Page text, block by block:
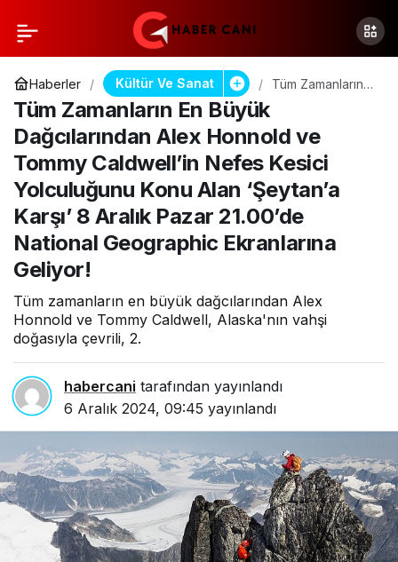
Haberler Kültür Ve Sanat
Tüm Zamanların
Alex Honnold ve
Tommy
Caldwell’in Nefes
Kesici
Yolculuğunu Konu
Alan ‘Şeytan’a
Karşı’ 8 Aralık
Pazar 21.00’de
National
Geliyor!
Tüm Zamanların En Büyük
Dağcılarından Alex Honnold ve
Tommy Caldwell’in Nefes Kesici
Yolculuğunu Konu Alan ‘Şeytan’a
Karşı’ 8 Aralık Pazar 21.00’de
National Geographic Ekranlarına
Geliyor!
Tüm zamanların en büyük dağcılarından Alex
Honnold ve Tommy Caldwell, Alaska'nın vahşi
doğasıyla çevrili, 2.
habercani tarafından yayınlandı
6 Aralık 2024, 09:45 yayınlandı